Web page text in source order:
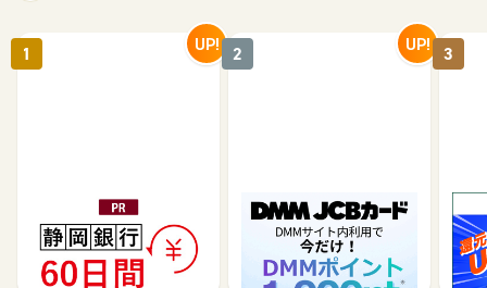
静岡銀行カードローンSE
LECA（セレカ）
26,250 35,000
1 UP!
DMM JCBカード（発
3,000 5,500
2 UP!
※合
※【
シ
3